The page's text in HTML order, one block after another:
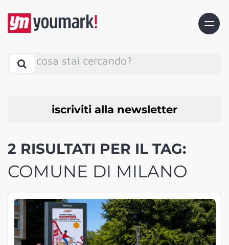
cosa stai cercando?
iscriviti alla newsletter
2 RISULTATI PER IL TAG:
COMUNE DI MILANO